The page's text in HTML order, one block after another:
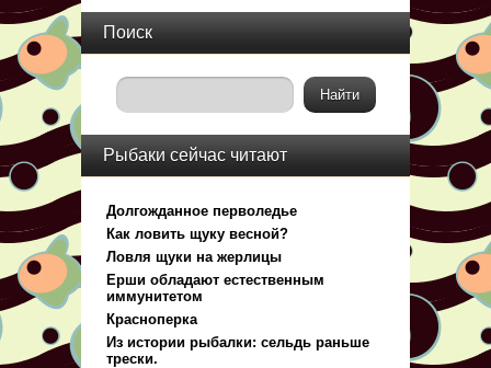
Поиск
Рыбаки сейчас читают
Долгожданное перволедье
Как ловить щуку весной?
Ловля щуки на жерлицы
Ерши обладают естественным
иммунитетом
Красноперка
Из истории рыбалки: сельдь раньше
трески.